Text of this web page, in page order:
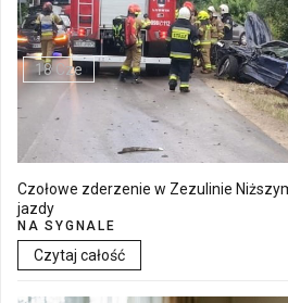
Walne Zgromadzenie w SM "Batory"
18 Cze
Czołowe zderzenie w Zezulinie
jazdy
NA SYGNALE
Czytaj całość